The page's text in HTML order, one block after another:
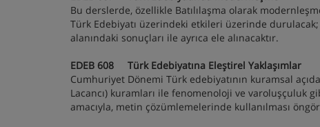
Bu derslerde, özellikle Batılılaşma olarak
Türk Edebiyatı üzerindeki etkileri üzerinde
alanındaki sonuçları ile ayrıca ele alınacaktır.
EDEB 608 Türk Edebiyatına Eleştirel Yaklaşımlar
Cumhuriyet Dönemi Türk edebiyatının kuramsal
Lacancı) kuramları ile fenomenoloji ve varoluşçuluk
amacıyla, metin çözümlemelerinde kullanılması